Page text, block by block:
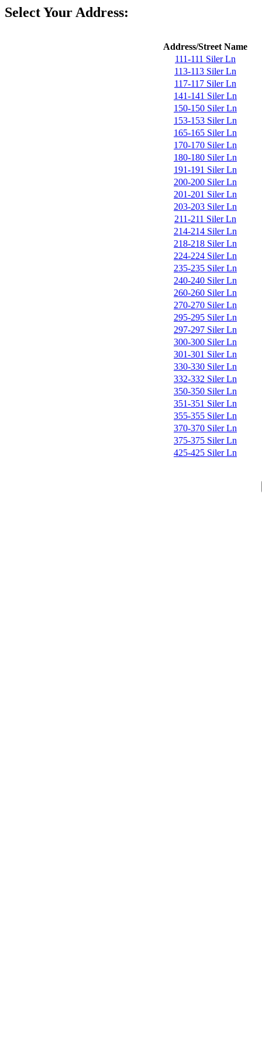
Select Your Address:
Address/Street Name
111-111 Siler Ln
113-113 Siler Ln
117-117 Siler Ln
141-141 Siler Ln
150-150 Siler Ln
153-153 Siler Ln
165-165 Siler Ln
170-170 Siler Ln
180-180 Siler Ln
191-191 Siler Ln
200-200 Siler Ln
201-201 Siler Ln
203-203 Siler Ln
211-211 Siler Ln
214-214 Siler Ln
218-218 Siler Ln
224-224 Siler Ln
235-235 Siler Ln
240-240 Siler Ln
260-260 Siler Ln
270-270 Siler Ln
295-295 Siler Ln
297-297 Siler Ln
300-300 Siler Ln
301-301 Siler Ln
330-330 Siler Ln
332-332 Siler Ln
350-350 Siler Ln
351-351 Siler Ln
355-355 Siler Ln
370-370 Siler Ln
375-375 Siler Ln
425-425 Siler Ln